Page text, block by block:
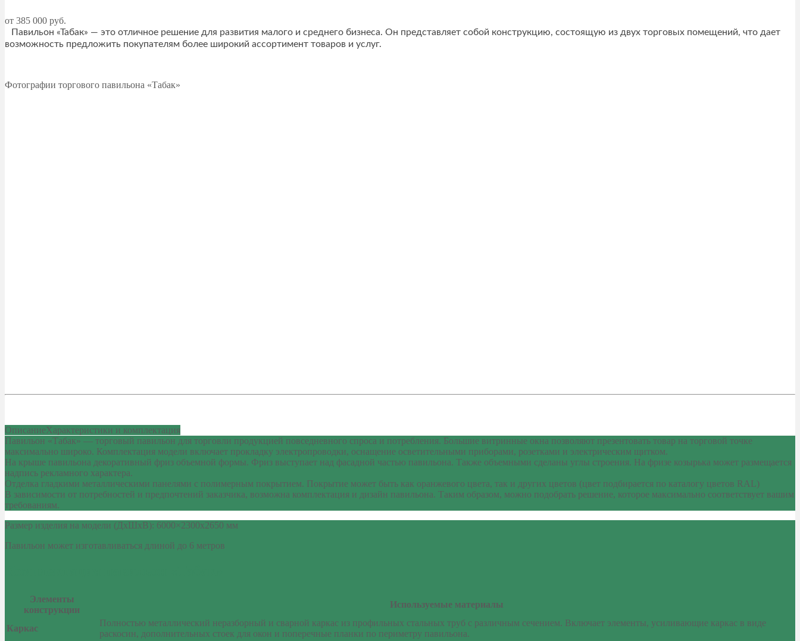
от 385 000 руб.
Павильон «Табак» — это отличное решение для развития малого и среднего бизнеса. Он представляет собой конструкцию, состоящую из двух торговых помещений, что дает
возможность предложить покупателям более широкий ассортимент товаров и услуг.
Фотографии торгового павильона «Табак»
ОписаниеХарактеристики и комплектация
Павильон «Табак» — торговый павильон для торговли продукцией повседневного спроса и потребления. Большие витринные окна позволяют презентовать товар на торговой точке
максимально широко. Комплектация модели включает прокладку электропроводки, оснащение осветительными приборами, розетками и электрическим щитком.
На крыше павильона декоративный фриз объемной формы. Фриз выступает над фасадной частью павильона. Также объемными сделаны углы строения. На фризе козырька может размещается
надпись рекламного характера.
Отделка гладкими металлическими панелями с полимерным покрытием. Покрытие может быть как оранжевого цвета, так и других цветов (цвет подбирается по каталогу цветов RAL)
В зависимости от потребностей и предпочтений заказчика, возможна комплектация и дизайн павильона. Таким образом, можно подобрать решение, которое максимально соответствует вашим
требованиям.
Размер изделия на модели (ДхШхВ): 6000×2300х2650 мм
Павильон может изготавливаться длиной до 6 метров
Элементы
конструкции
Используемые материалы
Каркас
Полностью металлический неразборный и сварной каркас из профильных стальных труб с различным сечением. Включает элементы, усиливающие каркас в виде
раскосин, дополнительных стоек для окон и поперечные планки по периметру павильона.